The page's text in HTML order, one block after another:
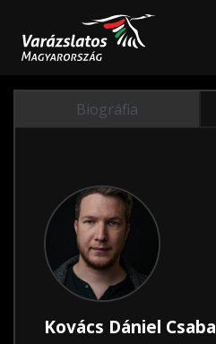
Biográfia
Kovács Dániel Csaba